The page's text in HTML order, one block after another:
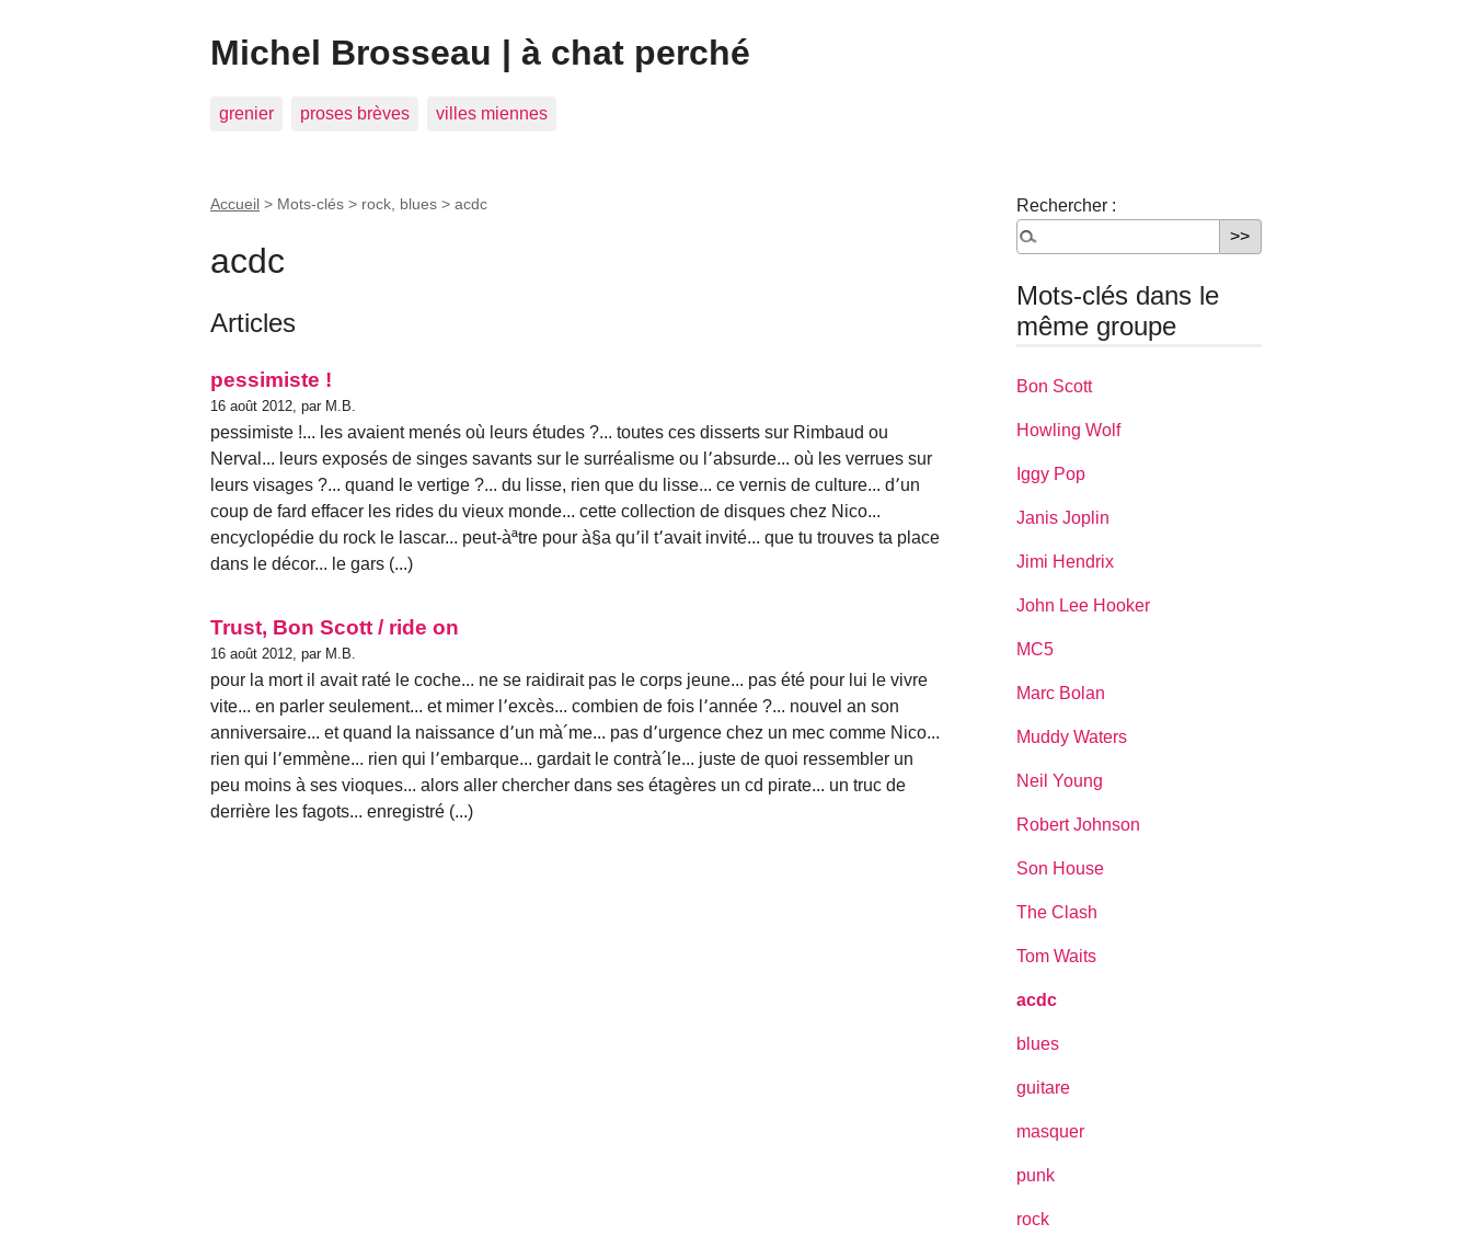
Michel Brosseau | à chat perché
grenier proses brèves villes miennes
Accueil > Mots-clés > rock, blues > acdc
acdc
Articles
pessimiste !
16 août 2012, par M.B.
pessimiste !... les avaient menés où leurs études ?... toutes ces disserts sur Rimbaud ou
Nerval... leurs exposés de singes savants sur le surréalisme ou l՚absurde... où les verrues sur
leurs visages ?... quand le vertige ?... du lisse, rien que du lisse... ce vernis de culture... d՚un
coup de fard effacer les rides du vieux monde... cette collection de disques chez Nico...
encyclopédie du rock le lascar... peut-àªtre pour à§a qu՚il t՚avait invité... que tu trouves ta place
dans le décor... le gars (...)
Trust, Bon Scott / ride on
16 août 2012, par M.B.
pour la mort il avait raté le coche... ne se raidirait pas le corps jeune... pas été pour lui le vivre
vite... en parler seulement... et mimer l՚excès... combien de fois l՚année ?... nouvel an son
anniversaire... et quand la naissance d՚un mà´me... pas d՚urgence chez un mec comme Nico...
rien qui l՚emmène... rien qui l՚embarque... gardait le contrà´le... juste de quoi ressembler un
peu moins à ses vioques... alors aller chercher dans ses étagères un cd pirate... un truc de
derrière les fagots... enregistré (...)
Rechercher :
Mots-clés dans le
même groupe
Bon Scott
Howling Wolf
Iggy Pop
Janis Joplin
Jimi Hendrix
John Lee Hooker
MC5
Marc Bolan
Muddy Waters
Neil Young
Robert Johnson
Son House
The Clash
Tom Waits
acdc
blues
guitare
masquer
punk
rock